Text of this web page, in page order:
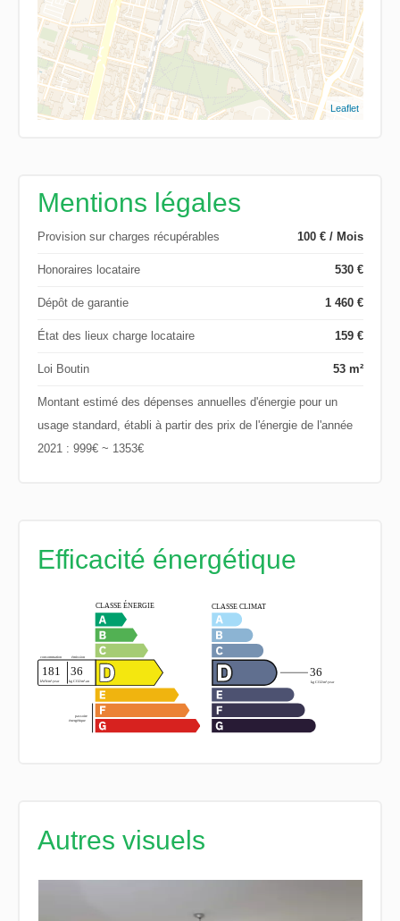
Leaflet
Mentions légales
Provision sur charges récupérables 100 € / Mois
Honoraires locataire 530 €
Dépôt de garantie 1 460 €
État des lieux charge locataire 159 €
Loi Boutin 53 m²
Montant estimé des dépenses annuelles d'énergie pour un
usage standard, établi à partir des prix de l'énergie de l'année
2021 : 999€ ~ 1353€
Efficacité énergétique
Autres visuels